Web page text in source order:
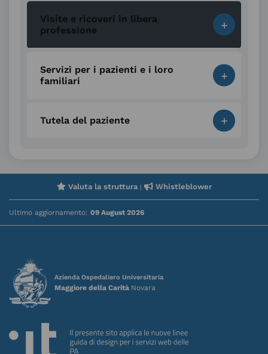
+
Visite e ricoveri in libera
professione
+
Servizi per i pazienti e i loro
familiari
+
Tutela del paziente
Valuta la struttura| Whistleblower
Ultimo aggiornamento: 09 August 2026
Azienda Ospedaliero Universitaria
Maggiore della Carità Novara